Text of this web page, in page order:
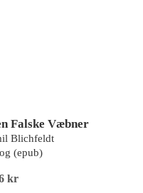
Falske Væbner
Blichfeldt
(epub)
kr